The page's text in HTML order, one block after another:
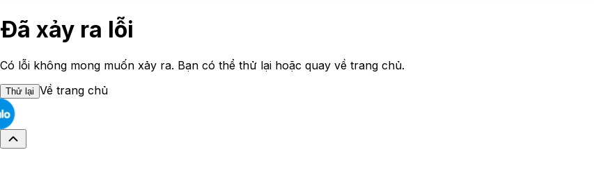
Đã xảy ra lỗi
Có lỗi không mong muốn xảy ra. Bạn có thể thử lại hoặc quay về trang chủ.
Thử lại Về trang chủ